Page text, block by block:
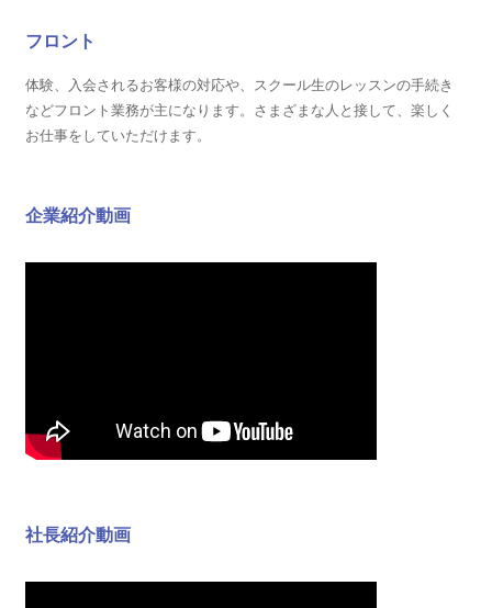
フロント
体験、入会されるお客様の対応や、スクール生のレッスンの手続き
などフロント業務が主になります。さまざまな人と接して、楽しく
お仕事をしていただけます。
企業紹介動画
社長紹介動画